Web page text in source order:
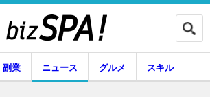
副業 ニュース グルメ スキル